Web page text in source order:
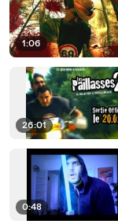
1:06
26:01
0:48